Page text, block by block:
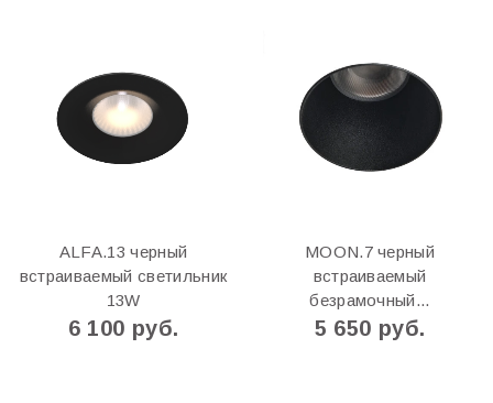
ALFA.13 черный
встраиваемый светильник
13W
6 100 руб.
MOON.7 черный
встраиваемый
безрамочный...
5 650 руб.